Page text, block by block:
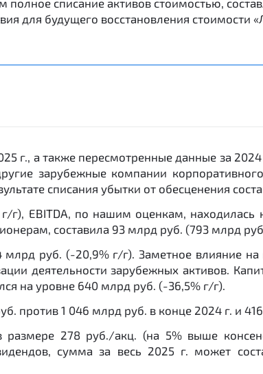
списание активов стоимостью,
для будущего восстановления стоимости
г., а также пересмотренные данные за
зарубежные компании
списания убытки от обесценения
г), EBITDA, по нашим оценкам,
составила 93 млрд руб. (793 млрд
руб. (-20,9% г/г). Заметное влияние
деятельности зарубежных активов.
на уровне 640 млрд руб. (-36,5% г/г).
против 1 046 млрд руб. в конце 2024 г. и
278 руб./акц. (на 5% выше
сумма за весь 2025 г. может